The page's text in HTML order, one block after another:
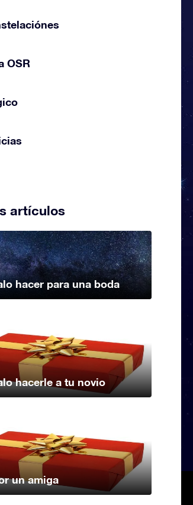
OSR
artículos
hacer para una boda
hacerle a tu novio
un amiga